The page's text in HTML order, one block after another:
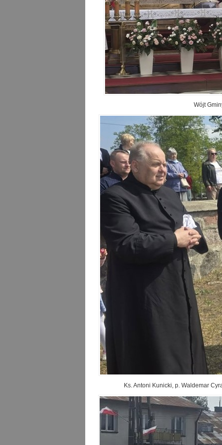
Wójt
Ks. Antoni Kunicki, p. Waldemar